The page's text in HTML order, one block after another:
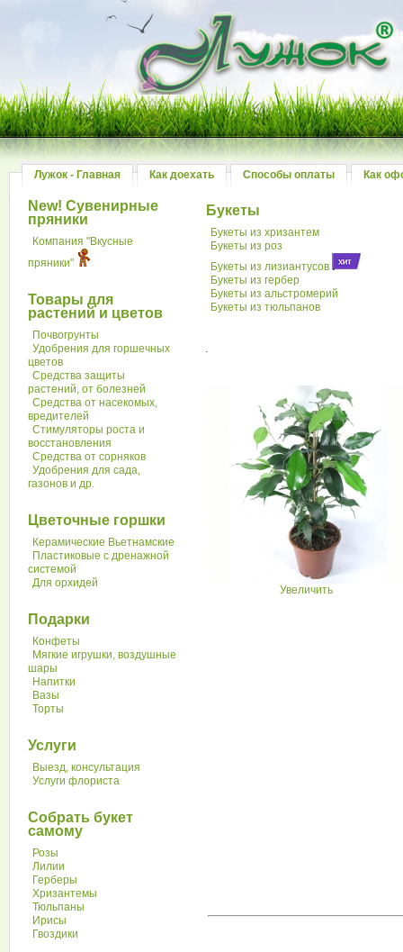
Лужок - Главная Как доехать Способы оплаты Как
New! Сувенирные
пряники
Компания "Вкусные
пряники"
Товары для
растений и цветов
Почвогрунты
Удобрения для горшечных
цветов
Средства защиты
растений, от болезней
Средства от насекомых,
вредителей
Стимуляторы роста и
восстановления
Средства от сорняков
Удобрения для сада,
газонов и др.
Цветочные горшки
Керамические Вьетнамские
Пластиковые с дренажной
системой
Для орхидей
Подарки
Конфеты
Мягкие игрушки, воздушные
шары
Напитки
Вазы
Торты
Услуги
Выезд, консультация
Услуги флориста
Собрать букет
самому
Розы
Лилии
Герберы
Хризантемы
Тюльпаны
Ирисы
Гвоздики
Букеты
Букеты из хризантем
Букеты из роз
Букеты из лизиантусов
Букеты из гербер
Букеты из альстромерий
Букеты из тюльпанов
.
Увеличить